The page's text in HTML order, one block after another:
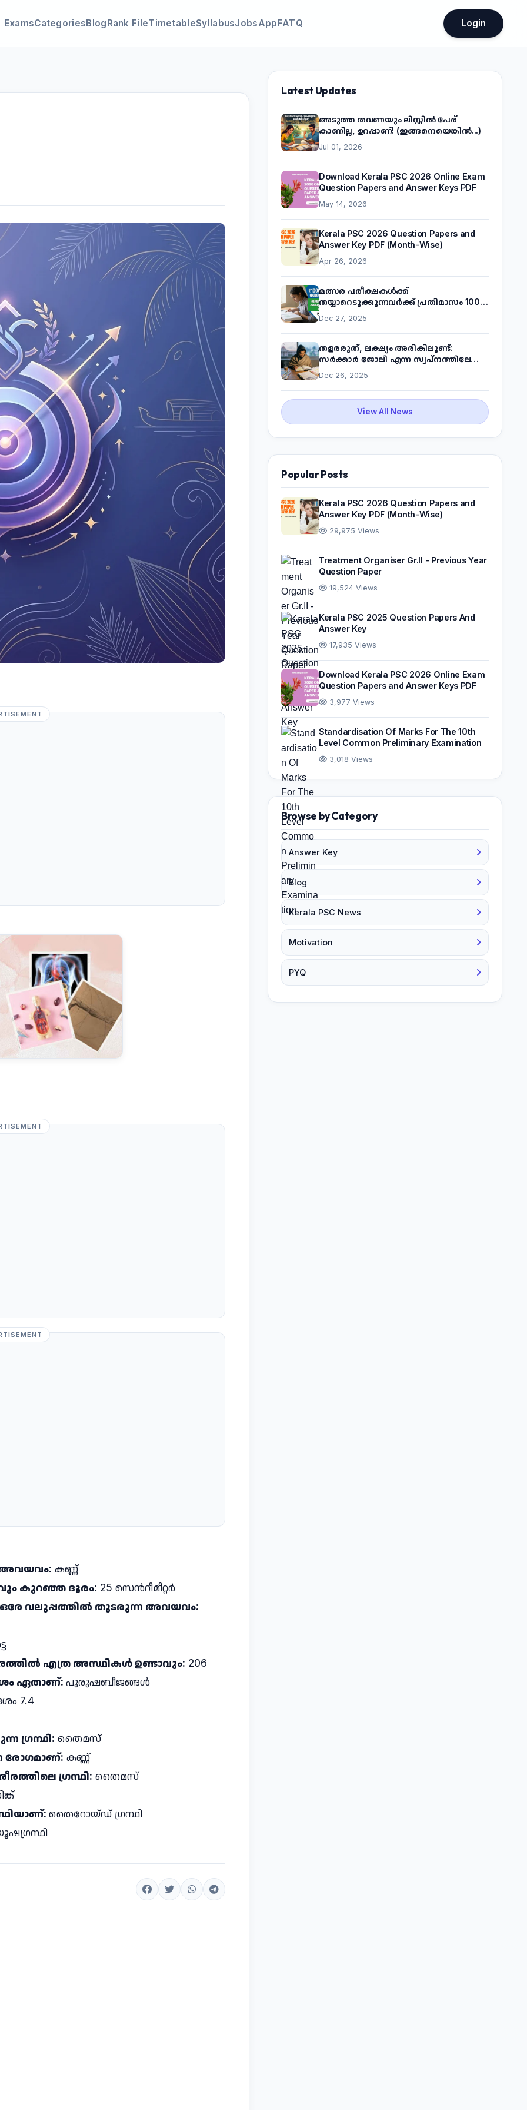
ExamsCategoriesBlogRank FileTimetableSyllabusJobsAppFATQ Login
അവയവം: കണ്ണ്
കുറഞ്ഞ ദൂരം: 25 സെൻറീമീറ്റർ
വലുപ്പത്തിൽ തുടരുന്ന അവയവം:
എത്ര അസ്ഥികൾ ഉണ്ടാവും: 206
ഏതാണ്: പുരുഷബീജങ്ങള്‍
7.4
ഗ്രന്ഥി: തൈമസ്
രോഗമാണ്: കണ്ണ്
ഗ്രന്ഥി: തൈമസ്
തൈറോയ്ഡ് ഗ്രന്ഥി
Latest Updates
അടുത്ത തവണയും ലിസ്റ്റിൽ പേര്
കാണില്ല, ഉറപ്പാണ്! (ഇങ്ങനെയെങ്കിൽ...)
Jul 01, 2026
Download Kerala PSC 2026 Online Exam
Question Papers and Answer Keys PDF
May 14, 2026
Kerala PSC 2026 Question Papers and
Answer Key PDF (Month-Wise)
Apr 26, 2026
മത്സര പരീക്ഷകൾക്ക്
തയ്യാറെടുക്കുന്നവർക്ക് പ്രതിമാസം 1000
പദ്ധതിയെക്കുറിച്ച് അറിയാം
Dec 27, 2025
തളരരുത്, ലക്ഷ്യം അരികിലുണ്ട്:
സർക്കാർ ജോലി എന്ന സ്വപ്നത്തിലേക്ക്
Dec 26, 2025
View All News
Popular Posts
Kerala PSC 2026 Question Papers and
Answer Key PDF (Month-Wise)
29,975 Views
Treatment Organiser Gr.II - Previous Year
Question Paper
19,524 Views
Kerala PSC 2025 Question Papers And
Answer Key
17,935 Views
Download Kerala PSC 2026 Online Exam
Question Papers and Answer Keys PDF
3,977 Views
Standardisation Of Marks For The 10th
Level Common Preliminary Examination
3,018 Views
Browse by Category
Answer Key
Blog
Kerala PSC News
Motivation
PYQ